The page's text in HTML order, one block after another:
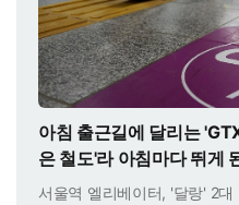
아침 출근길에 달리는
은 철도'라 아침마다 뛰게
서울역 엘리베이터, '달랑' 2대